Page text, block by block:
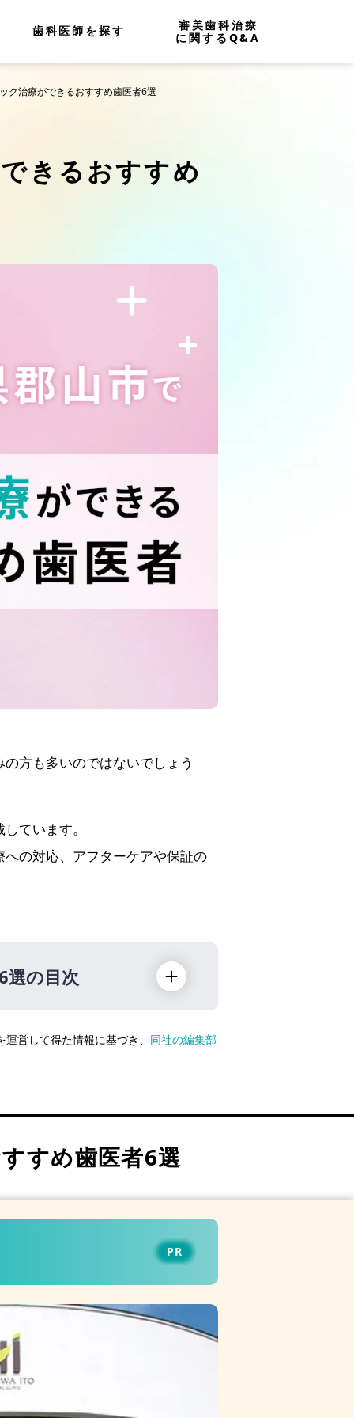
歯科医師を探す
審美歯科治療
に関するQ&A
ク治療ができるおすすめ歯医者6選
きるおすすめ
方も多いのではないでしょう
ています。
の対応、アフターケアや保証の
選の目次
営して得た情報に基づき、 同社の編集部
すめ歯医者6選